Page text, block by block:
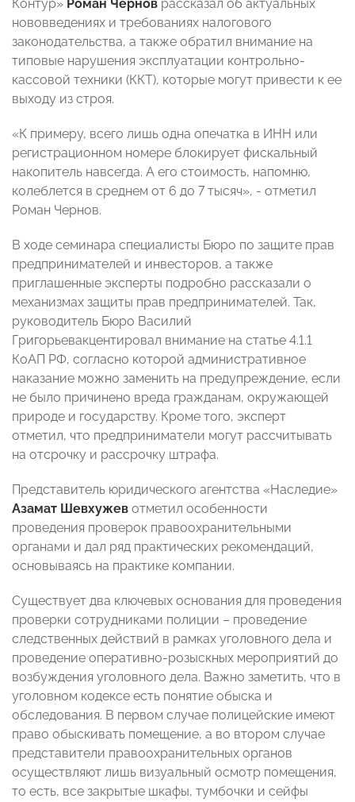
Контур» Роман Чернов рассказал об актуальных
нововведениях и требованиях налогового
законодательства, а также обратил внимание на
типовые нарушения эксплуатации контрольно-
кассовой техники (ККТ), которые могут привести к ее
выходу из строя.
«К примеру, всего лишь одна опечатка в ИНН или
регистрационном номере блокирует фискальный
накопитель навсегда. А его стоимость, напомню,
колеблется в среднем от 6 до 7 тысяч», - отметил
Роман Чернов.
В ходе семинара специалисты Бюро по защите прав
предпринимателей и инвесторов, а также
приглашенные эксперты подробно рассказали о
механизмах защиты прав предпринимателей. Так,
руководитель Бюро Василий
Григорьевакцентировал внимание на статье 4.1.1
КоАП РФ, согласно которой административное
наказание можно заменить на предупреждение, если
не было причинено вреда гражданам, окружающей
природе и государству. Кроме того, эксперт
отметил, что предприниматели могут рассчитывать
на отсрочку и рассрочку штрафа.
Представитель юридического агентства «Наследие»
Азамат Шевхужев отметил особенности
проведения проверок правоохранительными
органами и дал ряд практических рекомендаций,
основываясь на практике компании.
Существует два ключевых основания для проведения
проверки сотрудниками полиции – проведение
следственных действий в рамках уголовного дела и
проведение оперативно-розыскных мероприятий до
возбуждения уголовного дела. Важно заметить, что в
уголовном кодексе есть понятие обыска и
обследования. В первом случае полицейские имеют
право обыскивать помещение, а во втором случае
представители правоохранительных органов
осуществляют лишь визуальный осмотр помещения,
то есть, все закрытые шкафы, тумбочки и сейфы